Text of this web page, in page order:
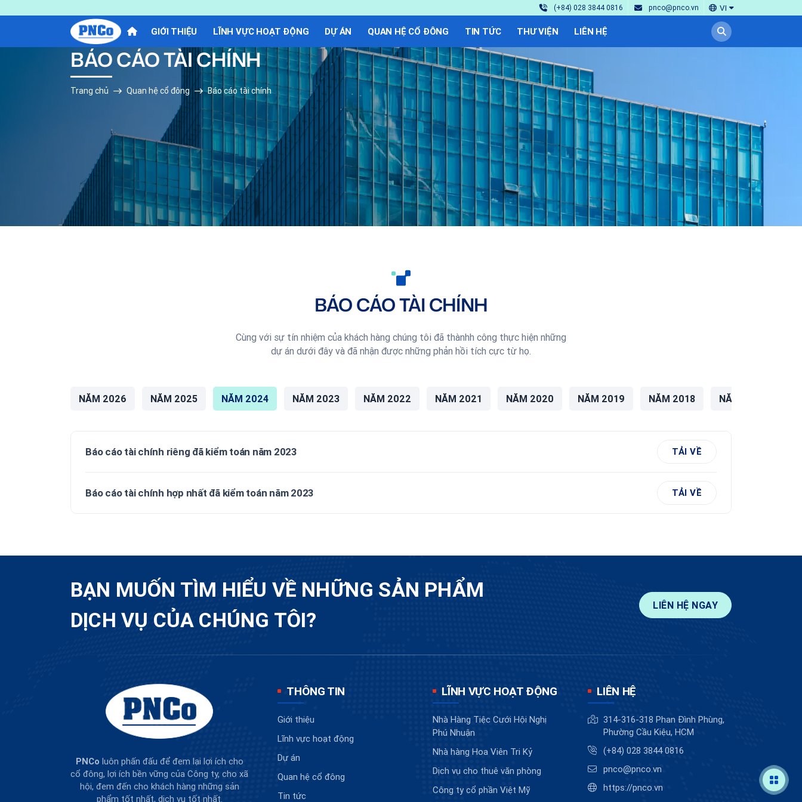
(+84) 028 3844 0816 pnco@pnco.vn VI
GIỚI THIỆU LĨNH VỰC HOẠT ĐỘNG DỰ ÁN QUAN HỆ CỔ ĐÔNG TIN TỨC THƯ VIỆN LIÊN HỆ
BÁO CÁO TÀI CHÍNH
Trang chủ Quan hệ cổ đông Báo cáo tài chính
BÁO CÁO TÀI CHÍNH
Cùng với sự tín nhiệm của khách hàng chúng tôi đã thànhh công thực hiện những
dự án dưới đây và đã nhận được những phản hồi tích cực từ họ.
NĂM 2026 NĂM 2025 NĂM 2024 NĂM 2023 NĂM 2022 NĂM 2021 NĂM 2020 NĂM 2019 NĂM 2018 NĂM 2017
Báo cáo tài chính riêng đã kiểm toán năm 2023 TẢI VỀ
Báo cáo tài chính hợp nhất đã kiểm toán năm 2023 TẢI VỀ
BẠN MUỐN TÌM HIỂU VỀ NHỮNG SẢN PHẨM
DỊCH VỤ CỦA CHÚNG TÔI?
LIÊN HỆ NGAY
PNCo luôn phấn đấu để đem lại lợi ích cho
cổ đông, lợi ích bền vững của Công ty, cho xã
hội, đem đến cho khách hàng những sản
phẩm tốt nhất, dịch vụ tốt nhất.
THÔNG TIN
Giới thiệu
Lĩnh vực hoạt động
Dự án
Quan hệ cổ đông
Tin tức
LĨNH VỰC HOẠT ĐỘNG
Nhà Hàng Tiệc Cưới Hội Nghị
Phú Nhuận
Nhà hàng Hoa Viên Tri Kỷ
Dịch vụ cho thuê văn phòng
Công ty cổ phần Việt Mỹ
LIÊN HỆ
314-316-318 Phan Đình Phùng,
Phường Cầu Kiệu, HCM
(+84) 028 3844 0816
pnco@pnco.vn
https://pnco.vn